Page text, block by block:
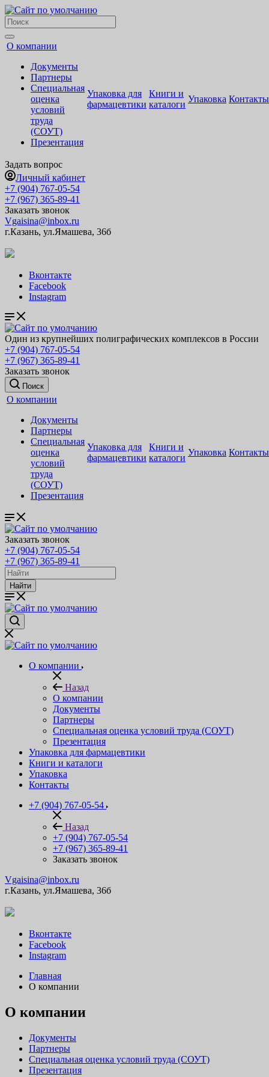
О компании
Документы
Партнеры
Специальная
оценка
условий
труда
(СОУТ)
Презентация
Упаковка для
фармацевтики
Книги и
каталоги
Упаковка Контакты
Задать вопрос
Личный кабинет
+7 (904) 767-05-54
+7 (967) 365-89-41
Заказать звонок
Vgaisina@inbox.ru
г.Казань, ул.Ямашева, 36б
Вконтакте
Facebook
Instagram
Один из крупнейших полиграфических комплексов в России
+7 (904) 767-05-54
+7 (967) 365-89-41
Заказать звонок
Поиск
О компании
Документы
Партнеры
Специальная
оценка
условий
труда
(СОУТ)
Презентация
Упаковка для
фармацевтики
Книги и
каталоги
Упаковка Контакты
Заказать звонок
+7 (904) 767-05-54
+7 (967) 365-89-41
Найти
О компании
Назад
О компании
Документы
Партнеры
Специальная оценка условий труда (СОУТ)
Презентация
Упаковка для фармацевтики
Книги и каталоги
Упаковка
Контакты
+7 (904) 767-05-54
Назад
+7 (904) 767-05-54
+7 (967) 365-89-41
Заказать звонок
Vgaisina@inbox.ru
г.Казань, ул.Ямашева, 36б
Вконтакте
Facebook
Instagram
Главная
О компании
О компании
Документы
Партнеры
Специальная оценка условий труда (СОУТ)
Презентация